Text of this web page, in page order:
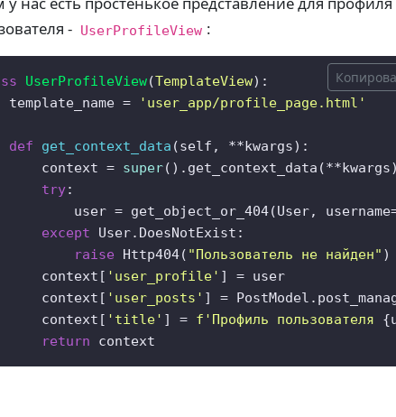
- UserProfileView :
UserProfileView(TemplateView):
template_name =
'user_app/profile_page.html'
def get_context_data (self, **kwargs):
context =
super().get_context_data(**kwargs)
try:
user = get_object_or_404(User,
except User.DoesNotExist:
raise Http404( "Пользователь не найден" )
context[
'user_profile' ] = user
context[
'user_posts' ] =
context[
'title' ] = f'Профиль пользователя
return context